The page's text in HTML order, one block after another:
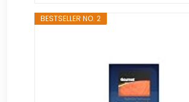
BESTSELLER NO. 2